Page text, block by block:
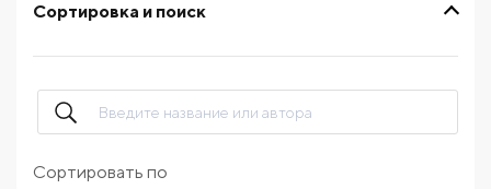
Сортировка и поиск
Сортировать по